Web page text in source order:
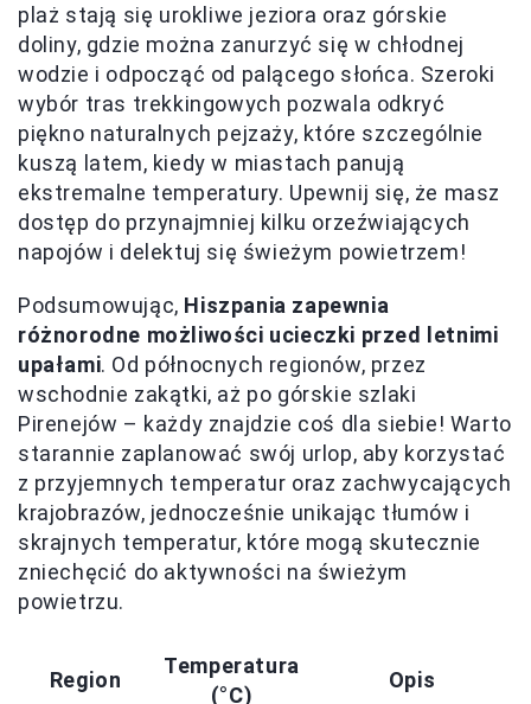
plaż stają się urokliwe jeziora oraz górskie
doliny, gdzie można zanurzyć się w chłodnej
wodzie i odpocząć od palącego słońca. Szeroki
wybór tras trekkingowych pozwala odkryć
piękno naturalnych pejzaży, które szczególnie
kuszą latem, kiedy w miastach panują
ekstremalne temperatury. Upewnij się, że masz
dostęp do przynajmniej kilku orzeźwiających
napojów i delektuj się świeżym powietrzem!
Podsumowując, Hiszpania zapewnia
różnorodne możliwości ucieczki przed letnimi
upałami. Od północnych regionów, przez
wschodnie zakątki, aż po górskie szlaki
Pirenejów – każdy znajdzie coś dla siebie! Warto
starannie zaplanować swój urlop, aby korzystać
z przyjemnych temperatur oraz zachwycających
krajobrazów, jednocześnie unikając tłumów i
skrajnych temperatur, które mogą skutecznie
zniechęcić do aktywności na świeżym
powietrzu.
Region
Temperatura
(°C)
Opis